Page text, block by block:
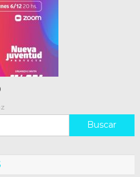
Buscar: